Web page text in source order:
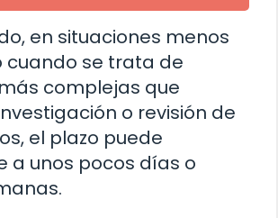
en situaciones menos
cuando se trata de
complejas que
o revisión de
el plazo puede
a unos pocos días o